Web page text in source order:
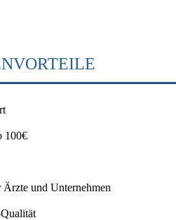
100€
und Unternehmen